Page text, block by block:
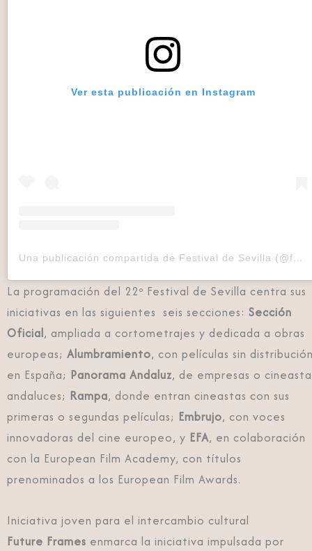
Ver esta publicación en Instagram
Una publicación compartida de Festival de Sevilla (@festivalsevilla)
La programación del 22º Festival de Sevilla centra sus
iniciativas en las siguientes seis secciones: Sección
Oficial, ampliada a cortometrajes y dedicada a obras
europeas; Alumbramiento, con películas sin
en España; Panorama Andaluz, de empresas o
andaluces; Rampa, donde entran cineastas con sus
primeras o segundas películas; Embrujo, con voces
innovadoras del cine europeo, y EFA, en colaboración
con la European Film Academy, con títulos
prenominados a los European Film Awards.
Iniciativa joven para el intercambio cultural
Future Frames enmarca la iniciativa impulsada por